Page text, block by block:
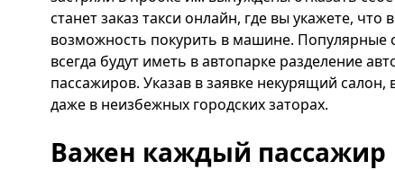
станет заказ такси онлайн, где вы укажете,
возможность покурить в машине. Популярные
всегда будут иметь в автопарке разделение
пассажиров. Указав в заявке некурящий
даже в неизбежных городских заторах.
Важен каждый пассажир